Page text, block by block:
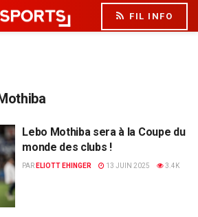
FIL INFO
Lebo Mothiba sera à la Coupe du
monde des clubs !
PAR ELIOTT EHINGER 13 JUIN 2025 3.4K